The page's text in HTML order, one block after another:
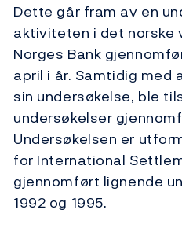
Dette går fram av en
aktiviteten i det norske
Norges Bank
april i år. Samtidig med
sin undersøkelse, ble
undersøkelser
Undersøkelsen er
for International
gjennomført lignende
1992 og 1995.